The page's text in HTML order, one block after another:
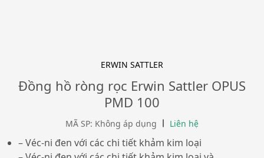
ERWIN SATTLER
Đồng hồ ròng rọc Erwin Sattler OPUS
PMD 100
MÃ SP: Không áp dụng Liên hệ
– Véc-ni đen với các chi tiết khảm kim loại